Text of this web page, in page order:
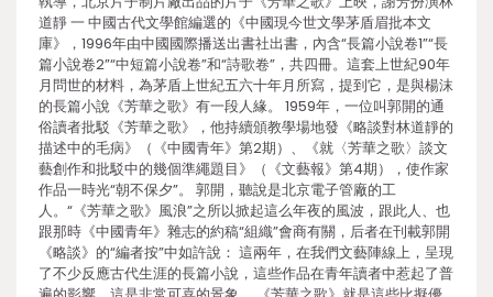
道靜 一 中國古代文學館編選的《中國現今世文學茅盾眉批本文
庫》，1996年由中國國際播送出書社出書，內含“長篇小說卷1”“長
篇小說卷2”“中短篇小說卷”和“詩歌卷”，共四冊。這套上世紀90年
月問世的材料，為茅盾上世紀五六十年月所寫，提到它，是與楊沫
的長篇小說《芳華之歌》有一段人緣。 1959年，一位叫郭開的通
俗讀者批駁《芳華之歌》，他持續頒教學場地發《略談對林道靜的
描述中的毛病》（《中國青年》第2期）、《就〈芳華之歌〉談文
藝創作和批駁中的幾個準繩題目》（《文藝報》第4期），使作家
作品一時光“朝不保夕”。 郭開，聽說是北京電子管廠的工
人。“《芳華之歌》風浪”之所以掀起這么年夜的風波，跟此人、也
跟那時《中國青年》雜志的約稿“組織”會商有關，后者在刊載郭開
《略談》的“編者按”中如許說： 這兩年，在我們文藝陣線上，呈現
了不少反應古代生涯的長篇小說，這些作品在青年讀者中惹起了普